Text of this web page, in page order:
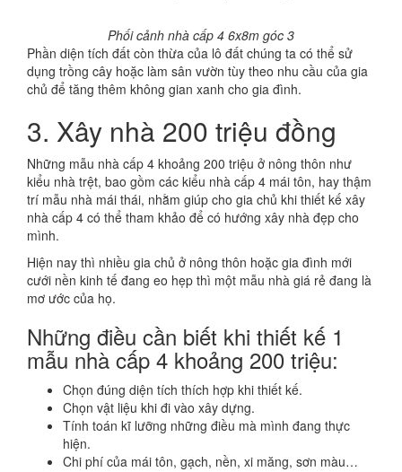
Phối cảnh nhà cấp 4 6x8m góc 3
Phần diện tích đất còn thừa của lô đất chúng ta có thể sử
dụng trồng cây hoặc làm sân vườn tùy theo nhu cầu của gia
chủ để tăng thêm không gian xanh cho gia đình.
3. Xây nhà 200 triệu đồng
Những mẫu nhà cấp 4 khoảng 200 triệu ở nông thôn như
kiểu nhà trệt, bao gồm các kiểu nhà cấp 4 mái tôn, hay thậm
trí mẫu nhà mái thái, nhằm giúp cho gia chủ khi thiết kế xây
nhà cấp 4 có thể tham khảo để có hướng xây nhà đẹp cho
mình.
Hiện nay thì nhiều gia chủ ở nông thôn hoặc gia đình mới
cưới nền kinh tế đang eo hẹp thì một mẫu nhà giá rẻ đang là
mơ ước của họ.
Những điều cần biết khi thiết kế 1
mẫu nhà cấp 4 khoảng 200 triệu:
Chọn đúng diện tích thích hợp khi thiết kế.
Chọn vật liệu khi đi vào xây dựng.
Tính toán kĩ lưỡng những điều mà mình đang thực
hiện.
Chi phí của mái tôn, gạch, nền, xi măng, sơn màu…